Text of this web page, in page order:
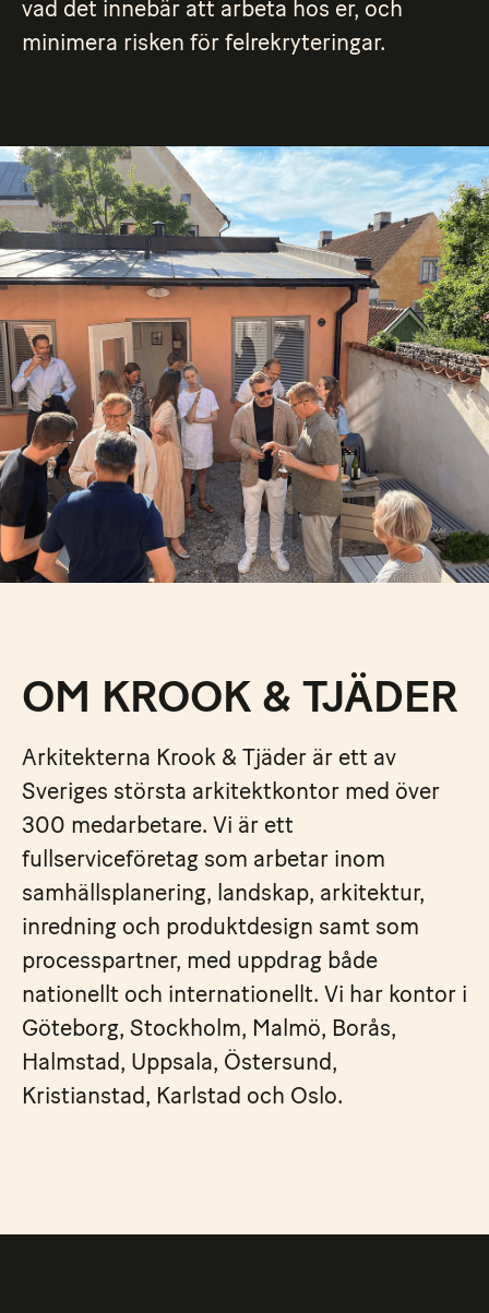
vad det innebär att arbeta hos er, och
minimera risken för felrekryteringar.
OM KROOK & TJÄDER
Arkitekterna Krook & Tjäder är ett av
Sveriges största arkitektkontor med över
300 medarbetare. Vi är ett
fullserviceföretag som arbetar inom
samhällsplanering, landskap, arkitektur,
inredning och produktdesign samt som
processpartner, med uppdrag både
nationellt och internationellt. Vi har kontor i
Göteborg, Stockholm, Malmö, Borås,
Halmstad, Uppsala, Östersund,
Kristianstad, Karlstad och Oslo.